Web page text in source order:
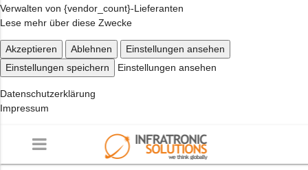
Verwalten von {vendor_count}-Lieferanten
Lese mehr über diese Zwecke
Akzeptieren Ablehnen
Einstellungen ansehen
Einstellungen speichern
Einstellungen ansehen
Datenschutzerklärung
Impressum